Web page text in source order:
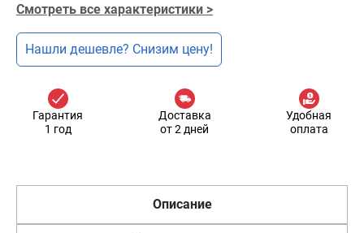
Смотреть все характеристики >
Нашли дешевле? Снизим цену!
Гарантия
1 год
Доставка
от 2 дней
Удобная
оплата
Описание